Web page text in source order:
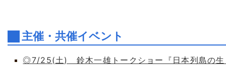
主催・共催イベント
◎7/25(土) 鈴木一雄トークショー『日本列島の生